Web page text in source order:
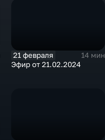
21 февраля
14 мин
Эфир от 21.02.2024